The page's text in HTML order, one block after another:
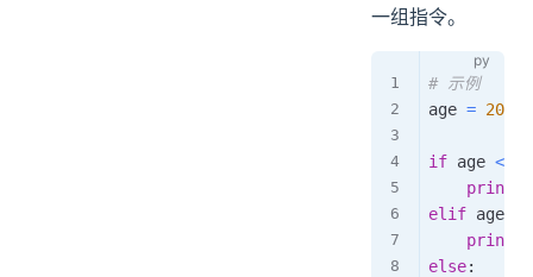
一组指令。
# 示例
age = 20
if age <
print
elif age
print
else: